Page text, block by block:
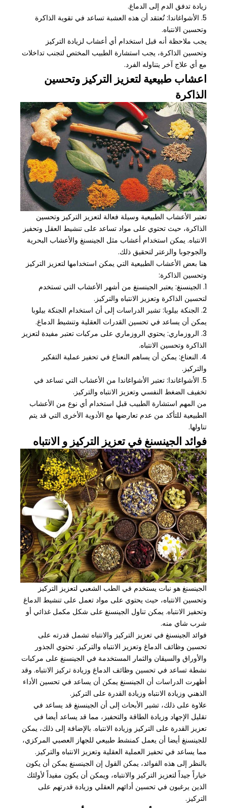
زيادة تدفق الدم إلى الدماغ.
5. الأشواغاندا: تُعتقد أن هذه العشبة تساعد في تقوية الذاكرة
وتحسين الانتباه.
يجب ملاحظة أنه قبل استخدام أي أعشاب لزيادة التركيز
وتحسين الذاكرة، يجب استشارة الطبيب المختص لتجنب تداخلات
مع أي علاج آخر يتناوله الفرد.
اعشاب طبيعية لتعزيز التركيز وتحسين
الذاكرة
تعتبر الأعشاب الطبيعية وسيلة فعالة لتعزيز التركيز وتحسين
الذاكرة، حيث تحتوي على مواد تساعد على تنشيط العقل وتحفيز
الانتباه. يمكن استخدام أعشاب مثل الجينسنغ والأعشاب البحرية
والجوجوبا والزعتر لتحقيق ذلك.
هنا بعض الأعشاب الطبيعية التي يمكن استخدامها لتعزيز التركيز
وتحسين الذاكرة:
1. الجينسنغ: يعتبر الجينسنغ من أشهر الأعشاب التي تستخدم
لتحسين الذاكرة وتعزيز الانتباه والتركيز.
2. الجنكة بيلوبا: تشير الدراسات إلى أن استخدام الجنكة بيلوبا
يمكن أن يساعد في تحسين القدرات العقلية وتنشيط الدماغ.
3. الروزماري: يحتوي الروزماري على مركبات تعتبر مفيدة لتعزيز
الذاكرة وتحسين الانتباه.
4. النعناع: يمكن أن يساهم النعناع في تحفيز عملية التفكير
والتركيز.
5. الأشواغاندا: تعتبر الأشواغاندا من الأعشاب التي تساعد في
تخفيف الضغط النفسي وتعزيز الانتباه والتركيز.
من المهم استشارة الطبيب قبل استخدام أي نوع من الأعشاب
الطبيعية للتأكد من عدم تعارضها مع الأدوية الأخرى التي قد يتم
تناولها.
فوائد الجينسنغ في تعزيز التركيز و الانتباه
الجينسنغ هو نبات يستخدم في الطب الشعبي لتعزيز التركيز
وتحسين الانتباه، حيث يحتوي على مواد تعمل على تنشيط الدماغ
وتحفيز الانتباه. يمكن تناول الجينسنغ على شكل مكمل غذائي أو
شرب شاي منه.
فوائد الجينسنغ في تعزيز التركيز والانتباه تشمل قدرته على
تحسين وظائف الدماغ وتعزيز الانتباه والتركيز. تحتوي الجذور
والأوراق والسيقان والثمار المستخدمة في الجينسنغ على مركبات
نشطة تساعد في تحسين وظائف الدماغ وزيادة تركيز الانتباه. وقد
أظهرت الدراسات أن الجينسنغ يمكن أن يساعد في تحسين الأداء
الذهني وزيادة الانتباه وزيادة القدرة على التركيز.
علاوة على ذلك، تشير الأبحاث إلى أن الجينسنغ قد يساعد في
تقليل الإجهاد وزيادة الطاقة والتحفيز، مما قد يساعد أيضا في
تعزيز القدرة على التركيز وزيادة الانتباه. بالإضافة إلى ذلك، يمكن
للجينسنغ أيضا أن يعمل كمنشط طبيعي للجهاز العصبي المركزي،
مما يساعد في تحفيز العملية العقلية وتعزيز الانتباه والتركيز.
بالنظر إلى هذه الفوائد، يمكن القول إن الجينسنغ يمكن أن يكون
خياراً جيداً لتعزيز التركيز والانتباه، ويمكن أن يكون مفيداً لأولئك
الذين يرغبون في تحسين أدائهم العقلي وزيادة قدرتهم على
التركيز.